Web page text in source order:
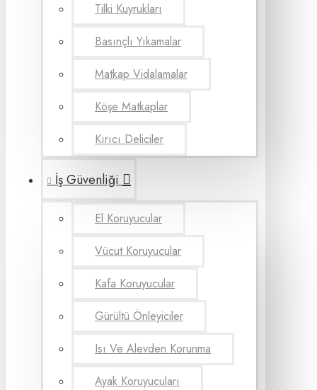
Tilki Kuyrukları
Basınçlı Yıkamalar
Matkap Vidalamalar
Köşe Matkaplar
Kırıcı Deliciler
İş Güvenliği
El Koruyucular
Vücut Koruyucular
Kafa Koruyucular
Gürültü Önleyiciler
Isı Ve Alevden Korunma
Ayak Koruyucuları